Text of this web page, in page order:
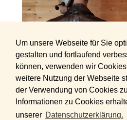
Um unsere Webseite für Sie
gestalten und fortlaufend
können, verwenden wir
weitere Nutzung der Webseite
der Verwendung von Cookies
Informationen zu Cookies
unserer Datenschutzerklärung.